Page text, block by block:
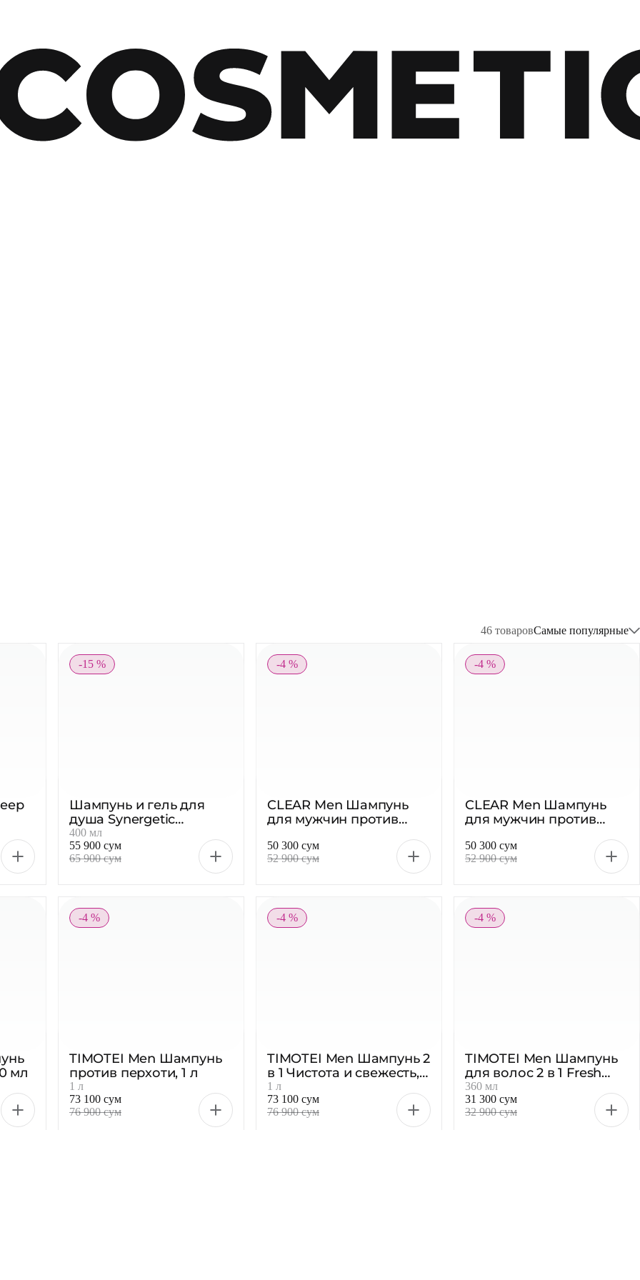
46 товаровСамые популярные
-15 %
Шампунь и гель для
душа Synergetic
Энергия и сила,
мужской, 400 мл
400 мл
55 900 сум
65 900 сум
-4 %
CLEAR Men Шампунь
для мужчин против
50 300 сум
52 900 сум
-4 %
CLEAR Men Шампунь
для мужчин против
Boost, 380 мл
50 300 сум
52 900 сум
мл
-4 %
TIMOTEI Men Шампунь
против перхоти, 1 л
1 л
73 100 сум
76 900 сум
-4 %
TIMOTEI Men Шампунь 2
в 1 Чистота и свежесть, 1
л
1 л
73 100 сум
76 900 сум
-4 %
TIMOTEI Men Шампунь
для волос 2 в 1 Fresh
Trail, 360 мл
360 мл
31 300 сум
32 900 сум